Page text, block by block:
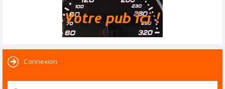
Connexion